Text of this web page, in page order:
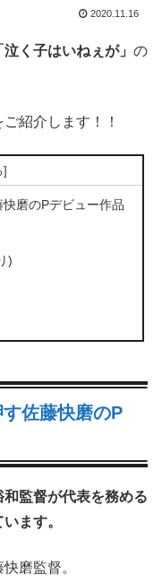
2020.11.16
泣く子はいねぇが」 の
紹介します！！
磨のPデビュー作品
)
佐藤快磨のP
監督が代表を務める
ます。
磨監督。